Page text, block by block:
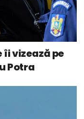
vizează pe
Potra